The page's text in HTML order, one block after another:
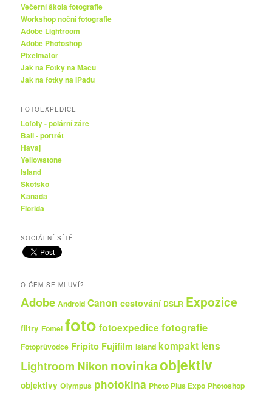
Večerní škola fotografie
Workshop noční fotografie
Adobe Lightroom
Adobe Photoshop
Pixelmator
Jak na Fotky na Macu
Jak na fotky na iPadu
FOTOEXPEDICE
Lofoty - polární záře
Bali - portrét
Havaj
Yellowstone
Island
Skotsko
Kanada
Florida
SOCIÁLNÍ SÍTĚ
O ČEM SE MLUVÍ?
Adobe Android Canon cestování DSLR Expozice
filtry Fomei foto fotoexpedice fotografie
Fotoprůvodce Fripito Fujifilm Island kompakt lens
Lightroom Nikonnovinkaobjektiv
objektivy Olympus photokina Photo Plus Expo Photoshop